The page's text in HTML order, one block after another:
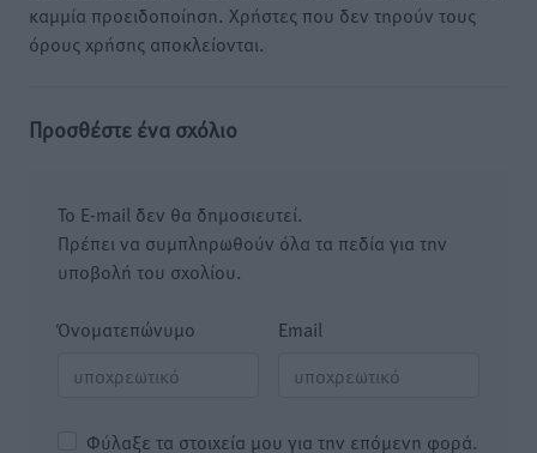
καμμία προειδοποίηση. Χρήστες που δεν τηρούν τους
όρους χρήσης αποκλείονται.
Προσθέστε ένα σχόλιο
Το E-mail δεν θα δημοσιευτεί.
Πρέπει να συμπληρωθούν όλα τα πεδία για την
υποβολή του σχολίου.
Όνοματεπώνυμο Email
Φύλαξε τα στοιχεία μου για την επόμενη φορά.